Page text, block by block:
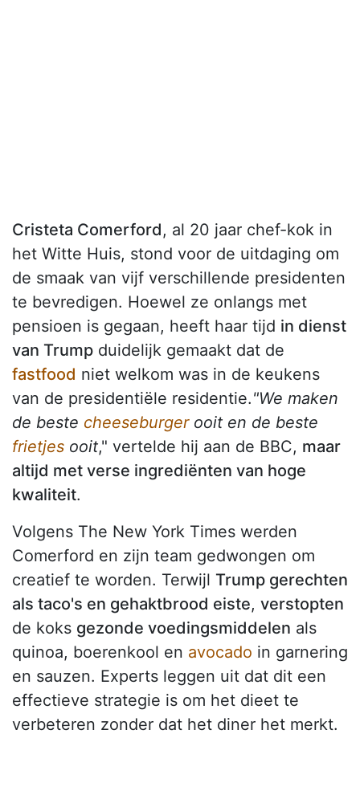
Cristeta Comerford, al 20 jaar chef-kok in
het Witte Huis, stond voor de uitdaging om
de smaak van vijf verschillende presidenten
te bevredigen. Hoewel ze onlangs met
pensioen is gegaan, heeft haar tijd in dienst
van Trump duidelijk gemaakt dat de
fastfood niet welkom was in de keukens
van de presidentiële residentie."We maken
de beste cheeseburgerooit en de beste
frietjes ooit," vertelde hij aan de BBC, maar
altijd met verse ingrediënten van hoge
kwaliteit.
Volgens The New York Times werden
Comerford en zijn team gedwongen om
creatief te worden. Terwijl Trump gerechten
als taco's en gehaktbrood eiste, verstopten
de koks gezonde voedingsmiddelen als
quinoa, boerenkool en avocado in garnering
en sauzen. Experts leggen uit dat dit een
effectieve strategie is om het dieet te
verbeteren zonder dat het diner het merkt.